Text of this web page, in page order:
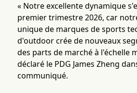
« Notre excellente dynamique
premier trimestre 2026, car
unique de marques de sports
d'outdoor crée de nouveaux
des parts de marché à l'échelle
déclaré le PDG James Zheng
communiqué.